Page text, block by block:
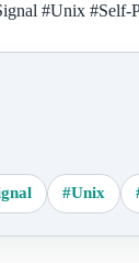
#Unix #Self-
#Unix